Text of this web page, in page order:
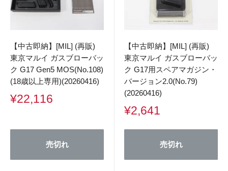
【中古即納】[MIL] (再販)
東京マルイ ガスブローバッ
ク G17 Gen5 MOS(No.108)
(18歳以上専用)(20260416)
販
格
¥22,116
売切れ
【中古即納】[MIL] (再販)
東京マルイ ガスブローバッ
ク G17用スペアマガジン・
バージョン2.0(No.79)
(20260416)
販
価
¥2,641
売切れ